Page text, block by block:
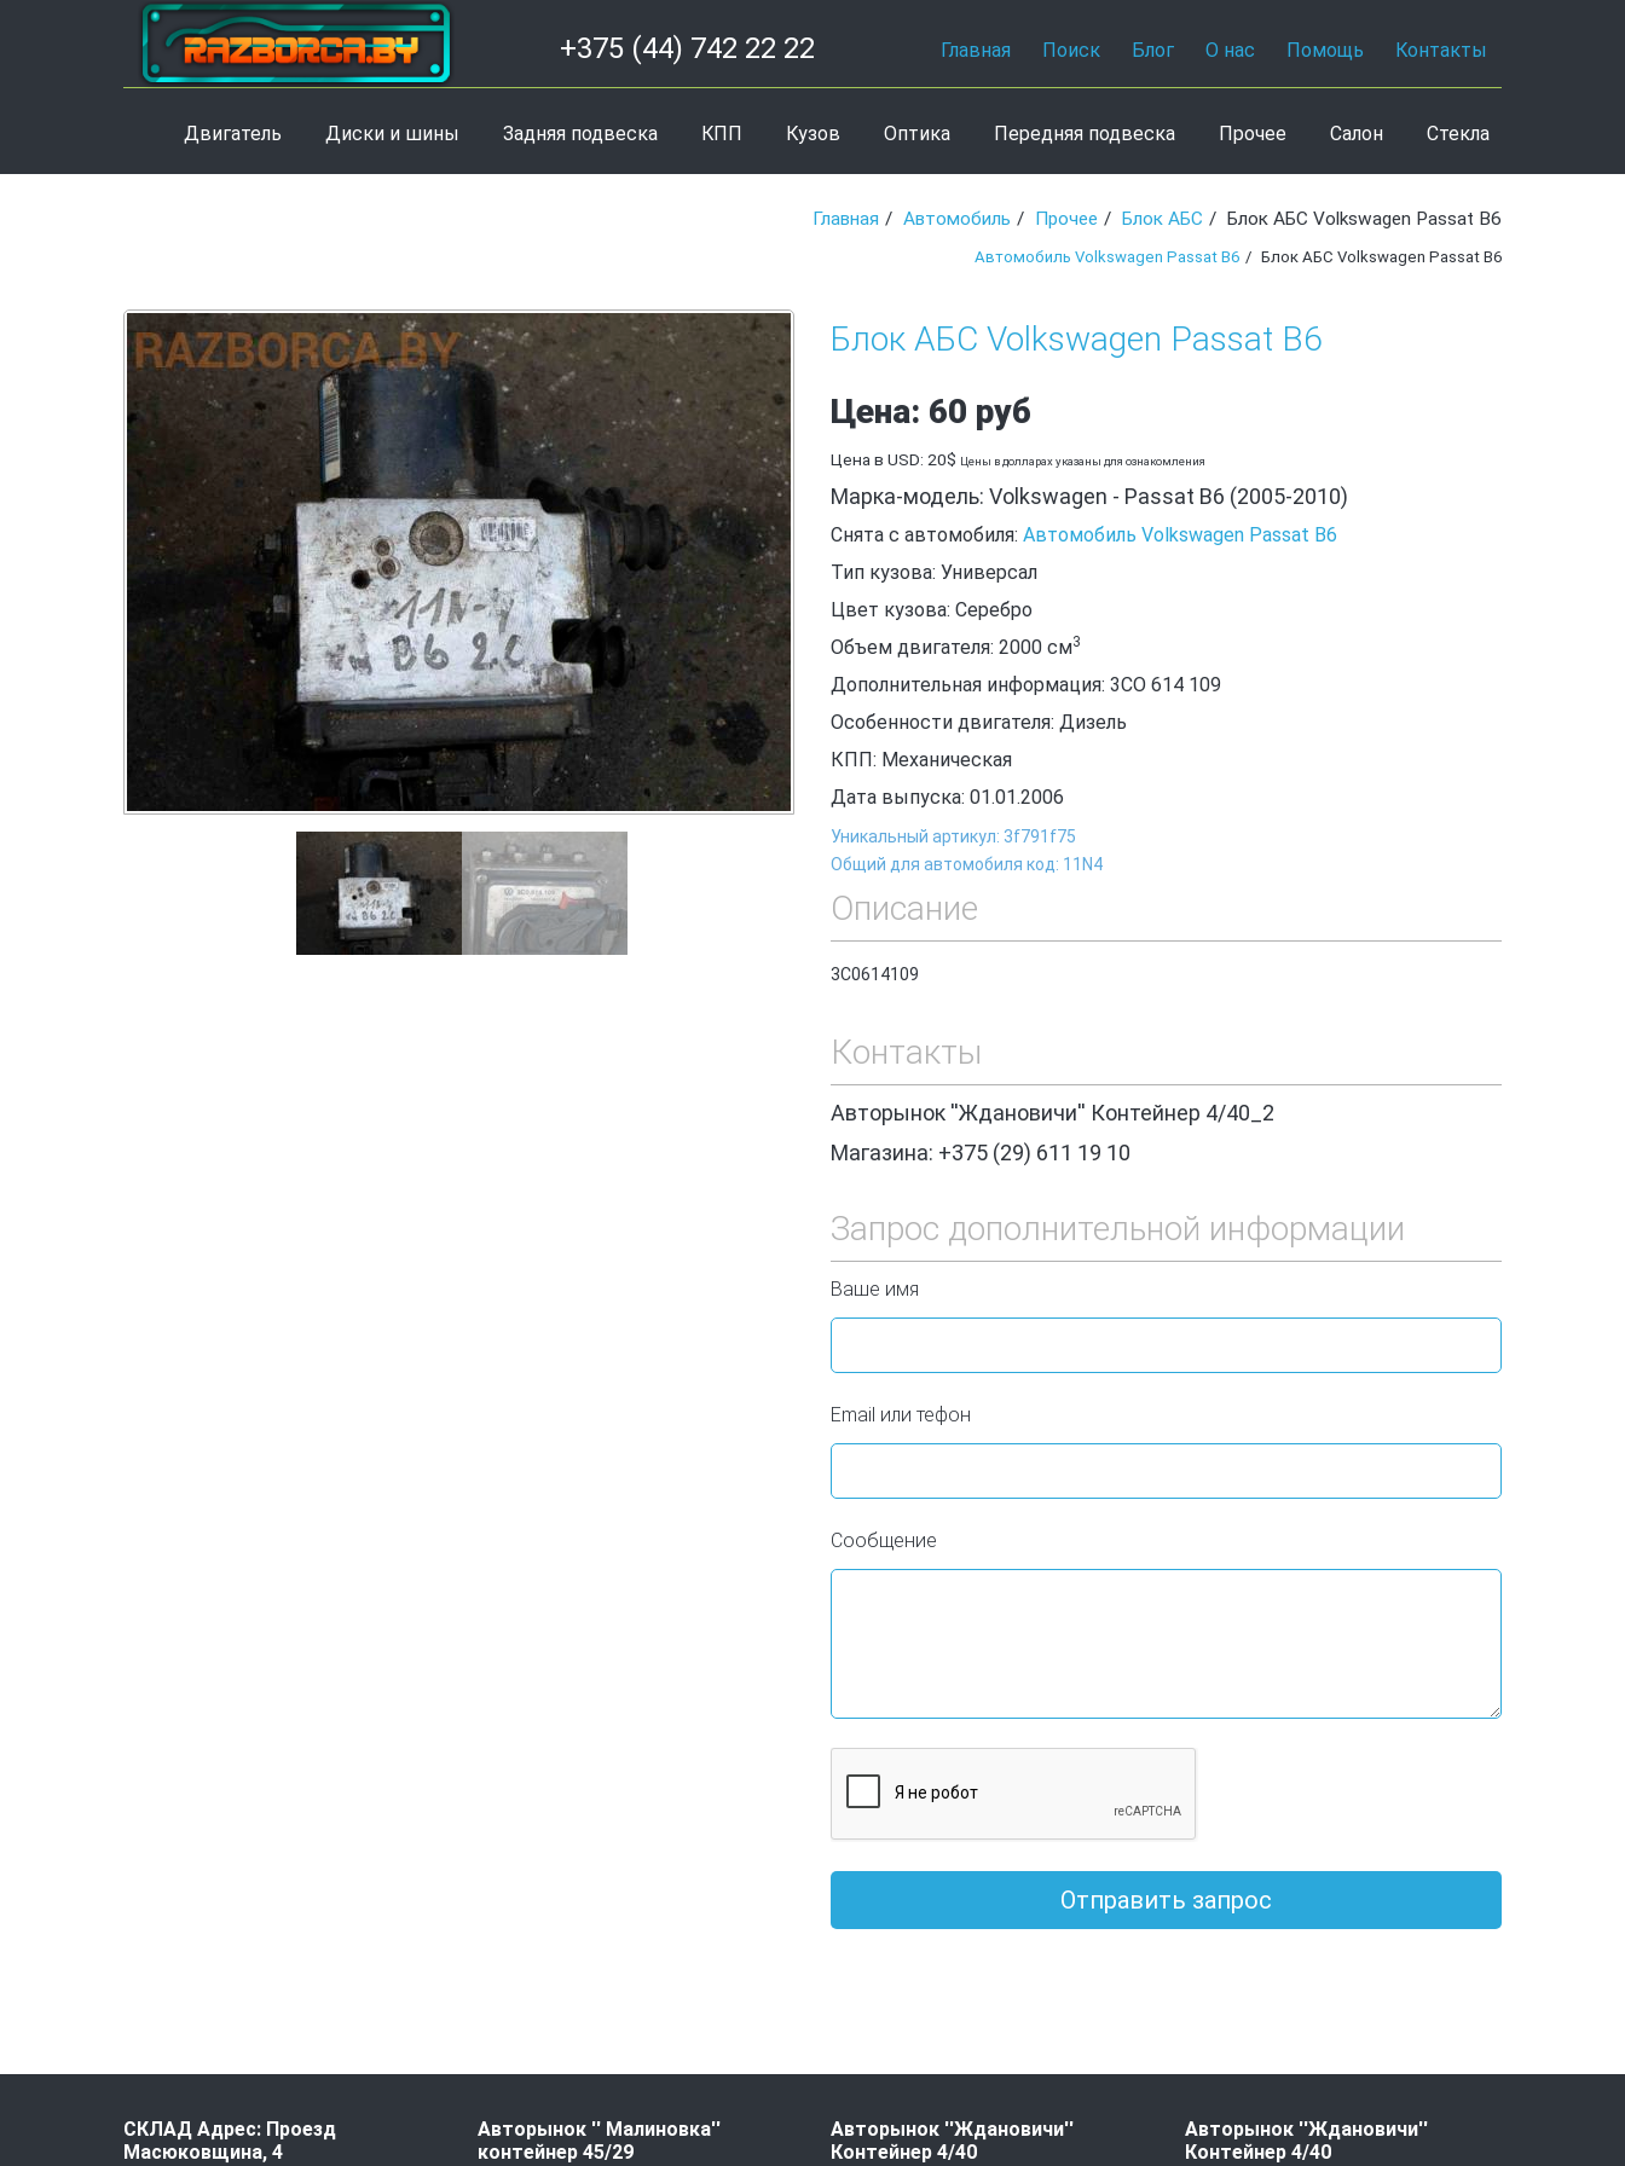
+375 (44) 742 22 22 Главная Поиск Блог О нас Помощь Контакты
Двигатель Диски и шины Задняя подвеска КПП Кузов Оптика Передняя подвеска Прочее Салон Стекла
Главная Автомобиль Прочее Блок АБС Блок АБС Volkswagen Passat B6
Автомобиль Volkswagen Passat B6 Блок АБС Volkswagen Passat B6
Блок АБС Volkswagen Passat B6
Цена: 60 руб
Цена в USD: 20$ Цены в долларах указаны для ознакомления
Марка-модель: Volkswagen - Passat B6 (2005-2010)
Снята с автомобиля: Автомобиль Volkswagen Passat B6
Тип кузова: Универсал
Цвет кузова: Серебро
Объем двигателя: 2000 см3
Дополнительная информация: 3CO 614 109
Особенности двигателя: Дизель
КПП: Механическая
Дата выпуска: 01.01.2006
Уникальный артикул: 3f791f75
Общий для автомобиля код: 11N4
Описание
3С0614109
Контакты
Авторынок ''Ждановичи'' Контейнер 4/40_2
Магазина: +375 (29) 611 19 10
Запрос дополнительной информации
Ваше имя
Email или тефон
Сообщение
Отправить запрос
СКЛАД Адрес: Проезд
Масюковщина, 4
Авторынок '' Малиновка''
контейнер 45/29
Авторынок ''Ждановичи''
Контейнер 4/40
Авторынок ''Ждановичи''
Контейнер 4/40